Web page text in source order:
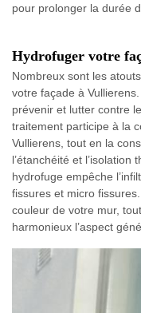
pour prolonger la durée
Hydrofuger votre
Nombreux sont les
votre façade à
prévenir et lutter contre
traitement participe à la
Vullierens, tout en la
l’étanchéité et
hydrofuge empêche
fissures et micro
couleur de votre mur,
harmonieux l’aspect